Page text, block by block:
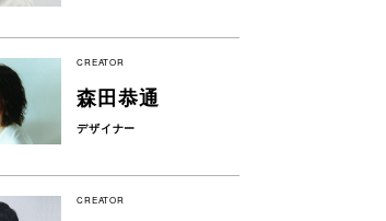
CREATOR
森田恭通
デザイナー
CREATOR